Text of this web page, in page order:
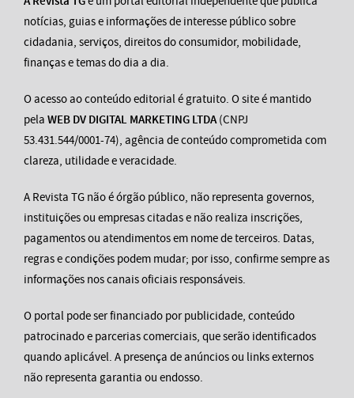
notícias, guias e informações de interesse público sobre
cidadania, serviços, direitos do consumidor, mobilidade,
finanças e temas do dia a dia.
O acesso ao conteúdo editorial é gratuito. O site é mantido
pela WEB DV DIGITAL MARKETING LTDA(CNPJ
53.431.544/0001-74), agência de conteúdo comprometida com
clareza, utilidade e veracidade.
A Revista TG não é órgão público, não representa governos,
instituições ou empresas citadas e não realiza inscrições,
pagamentos ou atendimentos em nome de terceiros. Datas,
regras e condições podem mudar; por isso, confirme sempre as
informações nos canais oficiais responsáveis.
O portal pode ser financiado por publicidade, conteúdo
patrocinado e parcerias comerciais, que serão identificados
quando aplicável. A presença de anúncios ou links externos
não representa garantia ou endosso.